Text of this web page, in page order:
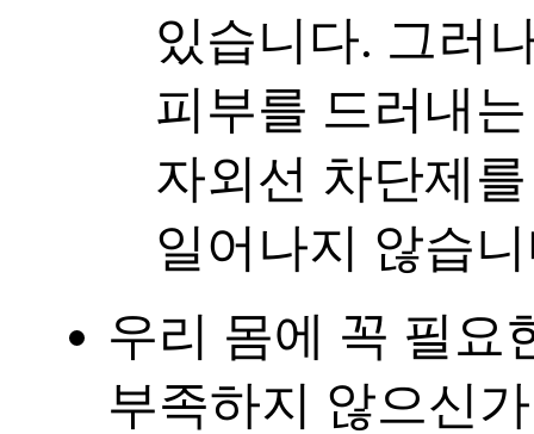
있습니다. 그러
피부를 드러내
자외선 차단제
일어나지 않습
우리 몸에 꼭 필요
부족하지 않으신